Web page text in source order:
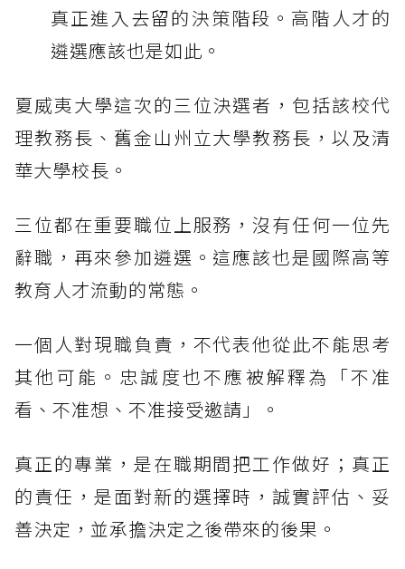
真正進入去留的決策階段。高階人才的
遴選應該也是如此。
夏威夷大學這次的三位決選者，包括該校代
理教務長、舊金山州立大學教務長，以及清
華大學校長。
三位都在重要職位上服務，沒有任何一位先
辭職，再來參加遴選。這應該也是國際高等
教育人才流動的常態。
一個人對現職負責，不代表他從此不能思考
其他可能。忠誠度也不應被解釋為「不准
看、不准想、不准接受邀請」。
真正的專業，是在職期間把工作做好；真正
的責任，是面對新的選擇時，誠實評估、妥
善決定，並承擔決定之後帶來的後果。